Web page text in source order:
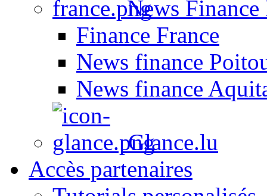
News Finance
Finance France
News finance
News finance
Glance.lu
Accès partenaires